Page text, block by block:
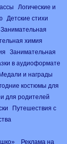
Логические и
Детские стихи
Занимательная
химия
Занимательная
в аудиоформате
Медали и награды
костюмы для
для родителей
Путешествия с
Реклама на